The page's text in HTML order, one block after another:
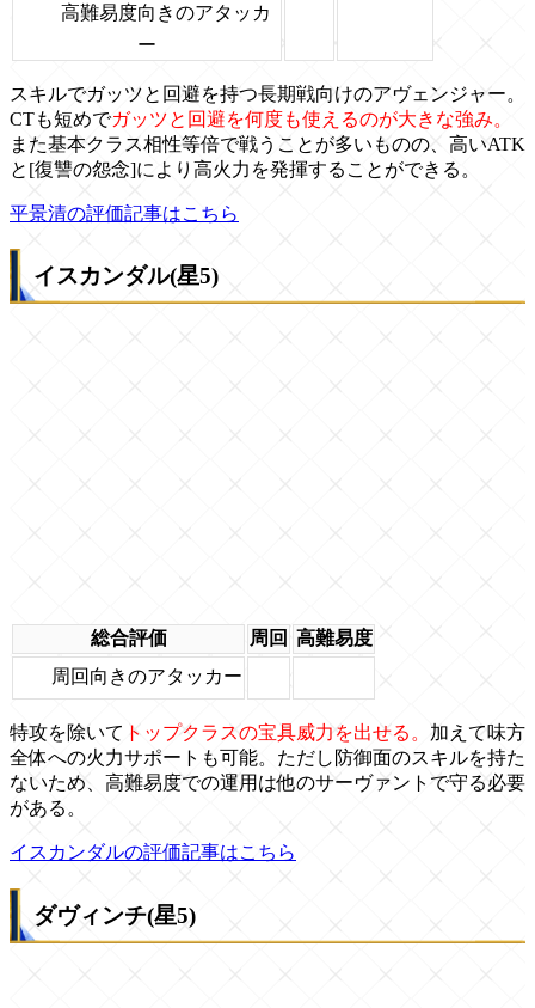
高難易度向きのアタッカ
ー
スキルでガッツと回避を持つ長期戦向けのアヴェンジャー。
CTも短めでガッツと回避を何度も使えるのが大きな強み。
また基本クラス相性等倍で戦うことが多いものの、高いATK
と[復讐の怨念]により高火力を発揮することができる。
平景清の評価記事はこちら
イスカンダル(星5)
総合評価 周回 高難易度
周回向きのアタッカー
特攻を除いて トップクラスの宝具威力を出せる。 加えて味方
全体への火力サポートも可能。ただし防御面のスキルを持た
ないため、高難易度での運用は他のサーヴァントで守る必要
がある。
イスカンダルの評価記事はこちら
ダヴィンチ(星5)